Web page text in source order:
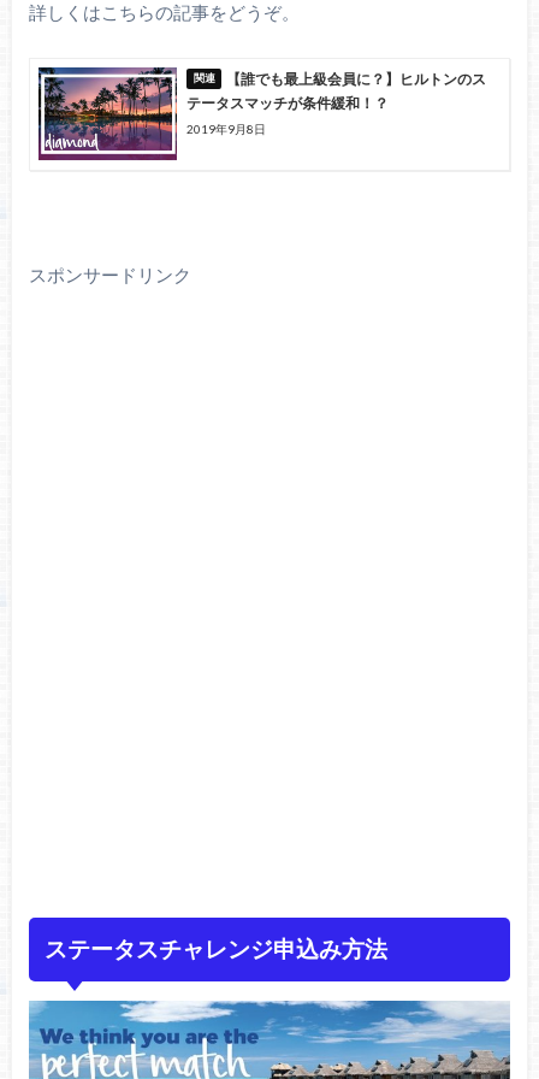
詳しくはこちらの記事をどうぞ。
【誰でも最上級会員に？】ヒルトンのス
テータスマッチが条件緩和！？
2019年9月8日
スポンサードリンク
ステータスチャレンジ申込み方法